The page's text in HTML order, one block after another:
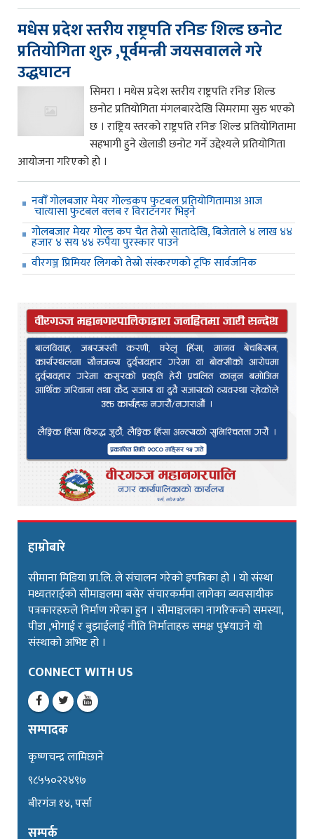
मधेस प्रदेश स्तरीय राष्ट्रपति रनिङ शिल्ड छनोट
प्रतियोगिता शुरु ,पूर्वमन्त्री जयसवालले गरे
उद्धघाटन
सिमरा । मधेस प्रदेश स्तरीय राष्ट्रपति रनिङ शिल्ड
छनोट प्रतियोगिता मंगलबारदेखि सिमरामा सुरु भएको
छ । राष्ट्रिय स्तरको राष्ट्रपति रनिङ शिल्ड प्रतियोगितामा
सहभागी हुने खेलाडी छनोट गर्ने उद्देश्यले प्रतियोगिता
आयोजना गरिएको हो ।
नवौँ गोलबजार मेयर गोल्डकप फुटबल प्रतियोगितामाअ आज
चात्यासा फुटबल क्लब र विराटनगर भिड्ने
गोलबजार मेयर गोल्ड कप चैत तेस्रो सातादेखि, बिजेताले ४ लाख ४४
हजार ४ सय ४४ रुपैया पुरस्कार पाउने
वीरगञ्ज प्रिमियर लिगको तेस्रो संस्करणको ट्रफि सार्वजनिक
हाम्रोबारे
सीमाना मिडिया प्रा.लि. ले संचालन गरेको इपत्रिका हो । यो संस्था
मध्यतराईको सीमाञ्चलमा बसेर संचारकर्ममा लागेका ब्यवसायीक
पत्रकारहरुले निर्माण गरेका हुन । सीमाञ्चलका नागरिकको समस्या,
पीडा ,भोगाई र बुझाईलाई नीति निर्माताहरु समक्ष पु¥याउने यो
संस्थाको अभिष्ट हो ।
CONNECT WITH US
सम्पादक
कृष्णचन्द्र लामिछाने
९८५५०२२४९७
बीरगंज १४, पर्सा
सम्पर्क